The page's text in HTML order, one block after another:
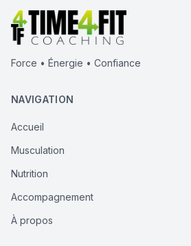
Force • Énergie • Confiance
NAVIGATION
Accueil
Musculation
Nutrition
Accompagnement
À propos